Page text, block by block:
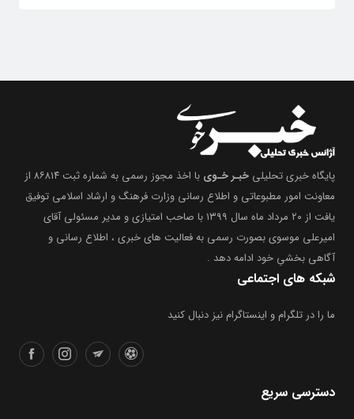
پایگاه خبری تحلیلی خبـر خـوی
با اخذ مجوز رسمی به شماره ثبت ۸۶۸۱۴ از
معاونت امور مطبوعاتی و اطلاع رسانی وزارت فرهنگ و ارشاد اسلامی توفیق
یافت از ۲۰ مرداد ماه سال ۱۳۹۹ با صاحب امتیازی و مدیر مسئولی آقای
امیرعلی موسوی بصورت رسمی به فعالیت های خبری ، اطلاع رسانی و
آگاهی بخشیِ خود ادامه دهد .
شبکه های اجتماعی
ما را در تلگرام و اینستاگرام نیز دنبال کنید
دسترسی سریع